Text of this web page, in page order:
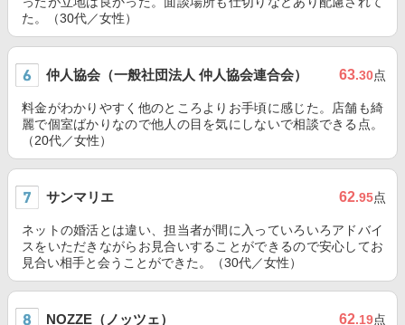
た。（30代／女性）
仲人協会（一般社団法人 仲人協会連合会） 63.30点
料金がわかりやすく他のところよりお手頃に感じた。店舗も綺
麗で個室ばかりなので他人の目を気にしないで相談できる点。
（20代／女性）
サンマリエ 62.95点
ネットの婚活とは違い、担当者が間に入っていろいろアドバイ
スをいただきながらお見合いすることができるので安心してお
見合い相手と会うことができた。（30代／女性）
NOZZE（ノッツェ） 62.19点